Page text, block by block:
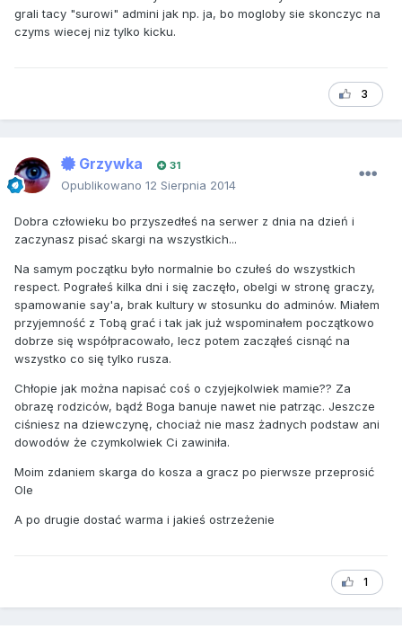
grali tacy "surowi" admini jak np. ja, bo mogloby sie skonczyc na
czyms wiecej niz tylko kicku.
3
Grzywka 31
Opublikowano 12 Sierpnia 2014
Dobra człowieku bo przyszedłeś na serwer z dnia na dzień i
zaczynasz pisać skargi na wszystkich...
Na samym początku było normalnie bo czułeś do wszystkich
respect. Pograłeś kilka dni i się zaczęło, obelgi w stronę graczy,
spamowanie say'a, brak kultury w stosunku do adminów. Miałem
przyjemność z Tobą grać i tak jak już wspominałem początkowo
dobrze się współpracowało, lecz potem zacząłeś cisnąć na
wszystko co się tylko rusza.
Chłopie jak można napisać coś o czyjejkolwiek mamie?? Za
obrazę rodziców, bądź Boga banuje nawet nie patrząc. Jeszcze
ciśniesz na dziewczynę, chociaż nie masz żadnych podstaw ani
dowodów że czymkolwiek Ci zawiniła.
Moim zdaniem skarga do kosza a gracz po pierwsze przeprosić
Ole
A po drugie dostać warma i jakieś ostrzeżenie
1